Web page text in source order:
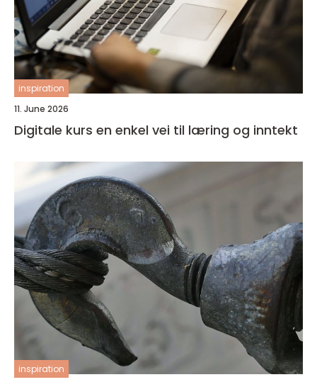
inspiration
11. June 2026
Digitale kurs en enkel vei til læring og inntekt
inspiration